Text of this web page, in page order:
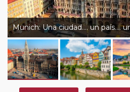
otro circuito del mismo
suplemento.
Pasajero Club:este circuito,
año, ofrece a los pasajeros que
nosotros en los últimos 3 años
nuestro Club de Pasajeros
tras rellenar el cuestionario de
Munich: Una ciudad…. un país….